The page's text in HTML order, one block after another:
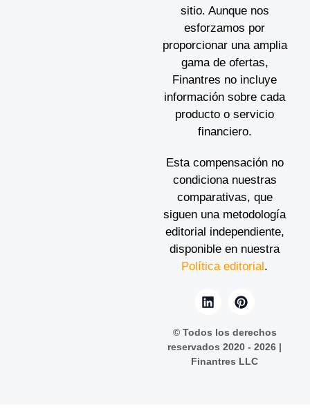
sitio. Aunque nos
esforzamos por
proporcionar una amplia
gama de ofertas,
Finantres no incluye
información sobre cada
producto o servicio
financiero.
Esta compensación no
condiciona nuestras
comparativas, que
siguen una metodología
editorial independiente,
disponible en nuestra
Política editorial .
© Todos los derechos
reservados 2020 - 2026 |
Finantres LLC